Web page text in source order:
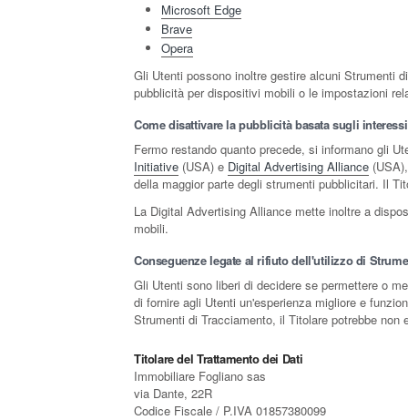
Microsoft Edge
Brave
Opera
Gli Utenti possono inoltre gestire alcuni Strumenti
pubblicità per dispositivi mobili o le impostazioni
Come disattivare la pubblicità basata sugli interessi
Fermo restando quanto precede, si informano gli
Initiative (USA) e Digital Advertising Alliance
della maggior parte degli strumenti pubblicitari. Il
La Digital Advertising Alliance mette inoltre a
mobili.
Conseguenze legate al rifiuto dell'utilizzo di
Gli Utenti sono liberi di decidere se permettere o
di fornire agli Utenti un'esperienza migliore e
Strumenti di Tracciamento, il Titolare potrebbe
Titolare del Trattamento dei Dati
Immobiliare Fogliano sas
via Dante, 22R
Codice Fiscale / P.IVA 01857380099